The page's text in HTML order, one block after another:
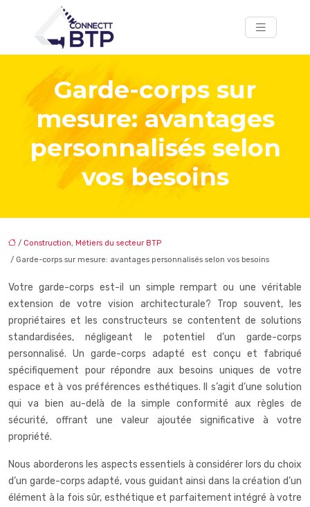
Garde-corps sur
mesure: avantages
personnalisés selon
vos besoins
/ Construction, Métiers du secteur BTP
/ Garde-corps sur mesure: avantages personnalisés selon vos besoins
Votre garde-corps est-il un simple rempart ou une véritable
extension de votre vision architecturale? Trop souvent, les
propriétaires et les constructeurs se contentent de solutions
standardisées, négligeant le potentiel d’un garde-corps
personnalisé. Un garde-corps adapté est conçu et fabriqué
spécifiquement pour répondre aux besoins uniques de votre
espace et à vos préférences esthétiques. Il s’agit d’une solution
qui va bien au-delà de la simple conformité aux règles de
sécurité, offrant une valeur ajoutée significative à votre
propriété.
Nous aborderons les aspects essentiels à considérer lors du choix
d’un garde-corps adapté, vous guidant ainsi dans la création d’un
élément à la fois sûr, esthétique et parfaitement intégré à votre